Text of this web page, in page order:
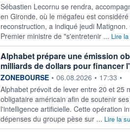
Sébastien Lecornu se rendra,
en Gironde, où le mégafeu est
reconstruction, a indiqué jeudi
Premier ministre de "s'entretenir ... Lire
Alphabet prépare une émission
milliards de dollars pour financer
information fournie par
ZONEBOURSE • 06.08.2026 • 17:33 •
Alphabet prévoit de lever entre 20 et 25
obligataire américain afin de soutenir
l'intelligence artificielle. Cette opération
dépenses du groupe pèse sur ... Lire la